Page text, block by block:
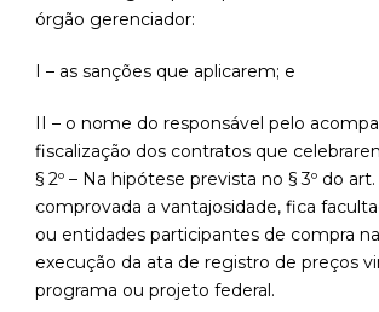
órgão gerenciador:
I – as sanções que aplicarem; e
II – o nome do responsável pelo
fiscalização dos contratos que
§ 2º – Na hipótese prevista no § 3º do art.
comprovada a vantajosidade, fica
ou entidades participantes de compra
execução da ata de registro de preços
programa ou projeto federal.